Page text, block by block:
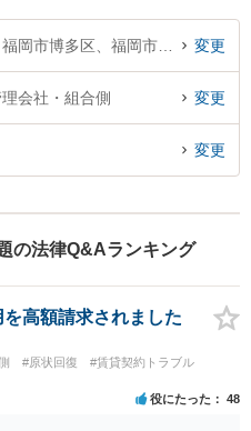
変更
会社・組合側 変更
変更
の法律Q&Aランキング
高額請求されました
#原状回復
#賃貸契約トラブル
役にたった 48